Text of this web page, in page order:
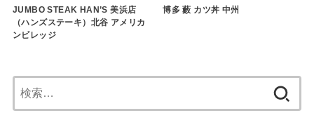
JUMBO STEAK HAN’S 美浜店
（ハンズステーキ）北谷 アメリカ
ンビレッジ
博多 藪 カツ丼 中州
索: